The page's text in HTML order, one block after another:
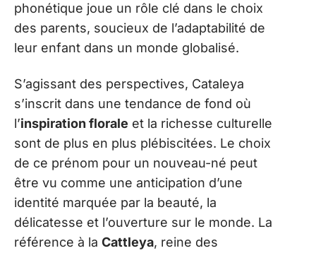
phonétique joue un rôle clé dans le choix
des parents, soucieux de l’adaptabilité de
leur enfant dans un monde globalisé.
S’agissant des perspectives, Cataleya
s’inscrit dans une tendance de fond où
l’inspiration florale et la richesse culturelle
sont de plus en plus plébiscitées. Le choix
de ce prénom pour un nouveau-né peut
être vu comme une anticipation d’une
identité marquée par la beauté, la
délicatesse et l’ouverture sur le monde. La
référence à la Cattleya, reine des